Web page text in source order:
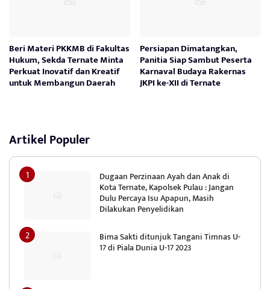
Beri Materi PKKMB di Fakultas
Hukum, Sekda Ternate Minta
Perkuat Inovatif dan Kreatif
untuk Membangun Daerah
Persiapan Dimatangkan,
Panitia Siap Sambut Peserta
Karnaval Budaya Rakernas
JKPI ke-XII di Ternate
Artikel Populer
Dugaan Perzinaan Ayah dan Anak di
Kota Ternate, Kapolsek Pulau : Jangan
Dulu Percaya Isu Apapun, Masih
Dilakukan Penyelidikan
Bima Sakti ditunjuk Tangani Timnas U-
17 di Piala Dunia U-17 2023